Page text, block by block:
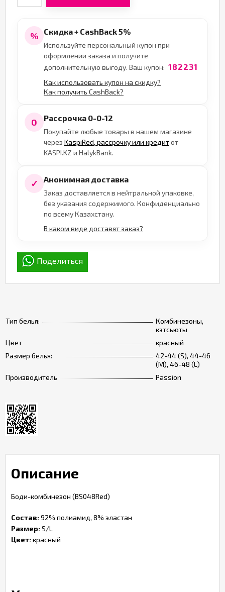
Тип белья:
Комбинезоны,
кэтсьюты
Цвет
красный
Размер белья:
42-44 (S), 44-46
(M), 46-48 (L)
Производитель
Passion
% Скидка + CashBack 5%
Используйте персональный купон при
оформлении заказа и получите
дополнительную выгоду. Ваш купон: 182231
Как использовать купон на скидку?
Как получить CashBack?
0 Рассрочка 0-0-12
Покупайте любые товары в нашем магазине
через KaspiRed, рассрочку или кредитот
KASPI.KZ и HalykBank.
✓ Анонимная доставка
Заказ доставляется в нейтральной упаковке,
без указания содержимого. Конфиденциально
по всему Казахстану.
В каком виде доставят заказ?
Поделиться
Описание
Боди-комбинезон (BS048Red)
Состав:92% полиамид, 8% эластан
Размер:S/L
Цвет:красный